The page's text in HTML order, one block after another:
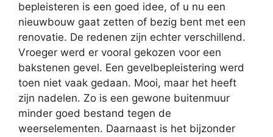
bepleisteren is een goed idee, of u nu een
nieuwbouw gaat zetten of bezig bent met een
renovatie. De redenen zijn echter verschillend.
Vroeger werd er vooral gekozen voor een
bakstenen gevel. Een gevelbepleistering werd
toen niet vaak gedaan. Mooi, maar het heeft
zijn nadelen. Zo is een gewone buitenmuur
minder goed bestand tegen de
weerselementen. Daarnaast is het bijzonder